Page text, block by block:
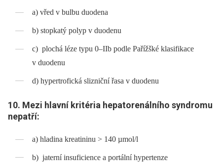
a) vřed v bulbu duodena
b) stopkatý polyp v duodenu
c) plochá léze typu 0–IIb podle Pařížšké klasifikace
v duodenu
d) hypertrofická slizniční řasa v duodenu
10. Mezi hlavní kritéria hepatorenálního syndromu
nepatří:
a) hladina kreatininu > 140 µmol/l
b) jaterní insuficience a portální hypertenze